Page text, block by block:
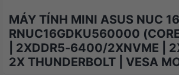
MÁY TÍNH MINI ASUS NUC
RNUC16GDKU560000
| 2XDDR5-6400/2XNVME |
2X THUNDERBOLT | VESA